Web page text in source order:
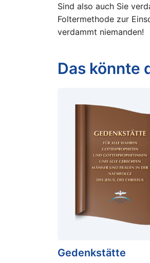
Sind also auch Sie
Foltermethode zur
verdammt niemanden!
Das könnte
Gedenkstätte